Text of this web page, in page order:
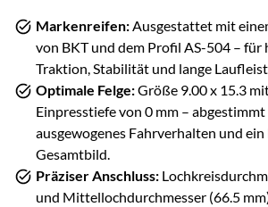
Markenreifen:Ausgestattet mit
von BKTund dem Profil AS-504 – für
Traktion, Stabilität und lange
Optimale Felge:Größe 9.00 x 15.3
Einpresstiefe von 0 mm –
ausgewogenes Fahrverhalten und
Gesamtbild.
Präziser Anschluss:
und Mittellochdurchmesser (66.5